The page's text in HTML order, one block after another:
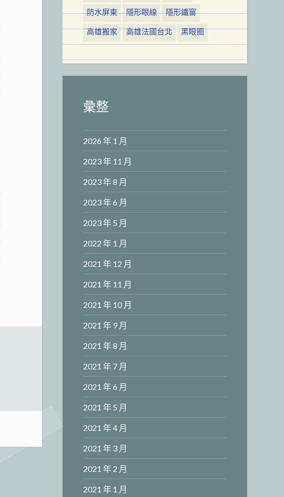
防水屏東
隱形眼線
隱形鐵窗
高雄搬家
高雄法國台北 黑眼圈
彙整
2026 年 1 月
2023 年 11 月
2023 年 8 月
2023 年 6 月
2023 年 5 月
2022 年 1 月
2021 年 12 月
2021 年 11 月
2021 年 10 月
2021 年 9 月
2021 年 8 月
2021 年 7 月
2021 年 6 月
2021 年 5 月
2021 年 4 月
2021 年 3 月
2021 年 2 月
2021 年 1 月